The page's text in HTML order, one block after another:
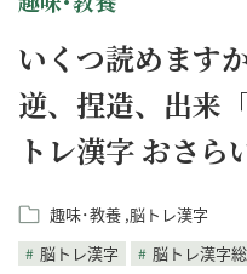
いくつ読めます
逆、捏造、出来
トレ漢字 おさら
趣味･教養 脳トレ漢字
脳トレ漢字
脳トレ漢字